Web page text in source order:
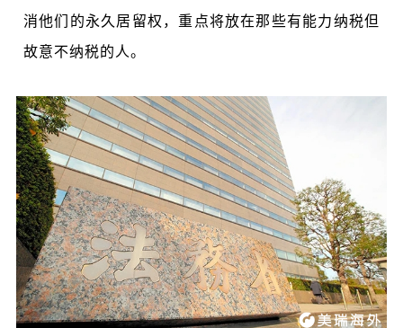
消他们的永久居留权，重点将放在那些有能力纳税但
故意不纳税的人。